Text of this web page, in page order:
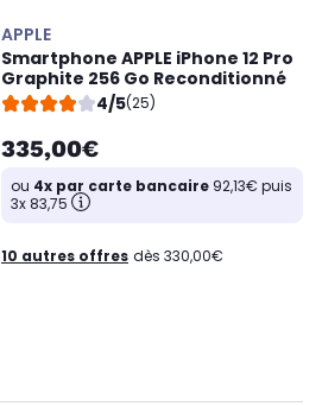
APPLE
Smartphone APPLE iPhone 12 Pro
Graphite 256 Go Reconditionné
4/5(25)
335,00€
ou 4x par carte bancaire 92,13€ puis
3x 83,75
10 autres offres dès 330,00€